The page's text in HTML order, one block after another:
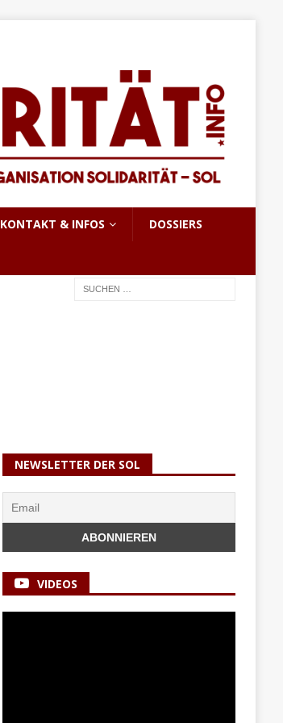
KONTAKT & INFOS DOSSIERS
NEWSLETTER DER SOL
VIDEOS